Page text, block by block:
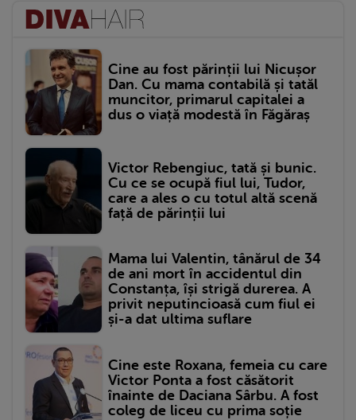
Cine au fost părinții lui Nicușor
Dan. Cu mama contabilă și tatăl
muncitor, primarul capitalei a
dus o viață modestă în Făgăraș
Victor Rebengiuc, tată și bunic.
Cu ce se ocupă fiul lui, Tudor,
care a ales o cu totul altă scenă
față de părinții lui
Mama lui Valentin, tânărul de 34
de ani mort în accidentul din
Constanța, își strigă durerea. A
privit neputincioasă cum fiul ei
și-a dat ultima suflare
Cine este Roxana, femeia cu care
Victor Ponta a fost căsătorit
înainte de Daciana Sârbu. A fost
coleg de liceu cu prima soție